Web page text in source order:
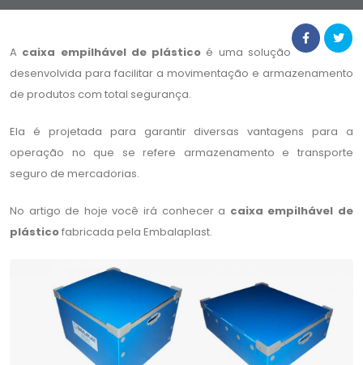
A caixa empilhável de plástico é uma solução
desenvolvida para facilitar a movimentação e armazenamento
de produtos com total segurança.
Ela é projetada para garantir diversas vantagens para a
operação no que se refere armazenamento e transporte
seguro de mercadorias.
No artigo de hoje você irá conhecer a caixa empilhável de
plásticofabricada pela Embalaplast.